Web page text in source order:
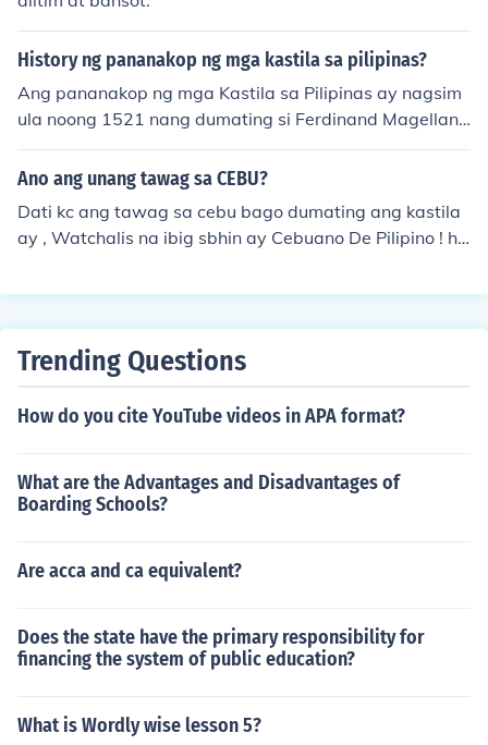
History ng pananakop ng mga kastila sa pilipinas?
Ang pananakop ng mga Kastila sa Pilipinas ay nagsim
ula noong 1521 nang dumating si Ferdinand Magellan.
Sa ilalim ng pamumuno ni Miguel López de Legazpi, itin
atag ang unang kolonya sa Cebu noong 1565, na nagbi
bahagi ng kapuluan. Ang mga Kastila ay nagpatupad n
g sistemang encomienda at nagpahayag ng Kristiyanis
las at pagtutol ng mga katutubo, ang pananakop ng m
ga Kastila ay tumagal ng mahigit 300 taon, hanggang
sa rebolusyon ng 1896.
Ano ang unang tawag sa CEBU?
Dati kc ang tawag sa cebu bago dumating ang kastila
ay , Watchalis na ibig sbhin ay Cebuano De Pilipino ! ha
Trending Questions
How do you cite YouTube videos in APA format?
What are the Advantages and Disadvantages of
Boarding Schools?
Are acca and ca equivalent?
Does the state have the primary responsibility for
financing the system of public education?
What is Wordly wise lesson 5?